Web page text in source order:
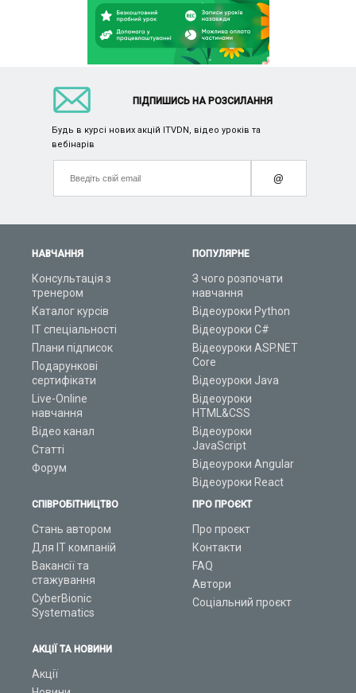
НАВЧАННЯ
Консультація з
тренером
Каталог курсів
ІТ спеціальності
Плани підписок
Подарункові
сертифікати
Live-Online
навчання
Відео канал
Статті
Форум
ПОПУЛЯРНЕ
З чого розпочати
навчання
Відеоуроки Python
Відеоуроки C#
Відеоуроки ASP.NET
Core
Відеоуроки Java
Відеоуроки
HTML&CSS
Відеоуроки
JavaScript
Відеоуроки Angular
Відеоуроки React
СПІВРОБІТНИЦТВО
Стань автором
Для ІТ компаній
Вакансії та
стажування
CyberBionic
Systematics
АКЦІЇ ТА НОВИНИ
Акції
ПРО ПРОЄКТ
Про проєкт
Контакти
FAQ
Автори
Соціальний проєкт
ПІДПИШИСЬ НА РОЗСИЛАННЯ
Будь в курсі нових акцій ITVDN, відео уроків та
вебінарів
@